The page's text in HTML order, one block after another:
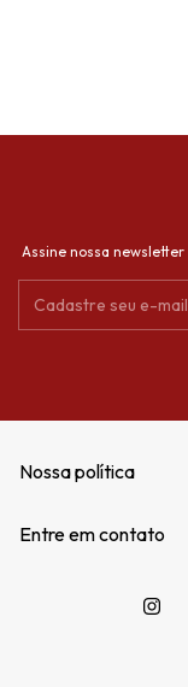
Assine nossa
Nossa política
Entre em contato